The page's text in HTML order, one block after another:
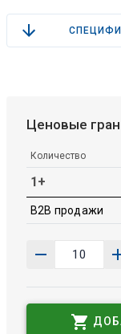
Ценовые
Количество
1+
B2B продажи